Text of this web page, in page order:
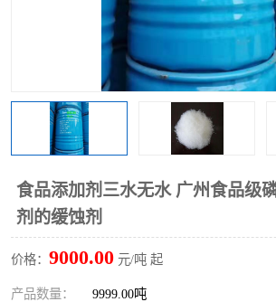
食品添加剂三水无水 广州食品级
剂的缓蚀剂
价格： 9000.00 元/吨 起
产品数量： 9999.00吨
三聚磷
工业白
过硫酸钠
尿素 碳酸氢钠
聚合硫酸铁 磷酸二
大苏打 硼酸
元明粉